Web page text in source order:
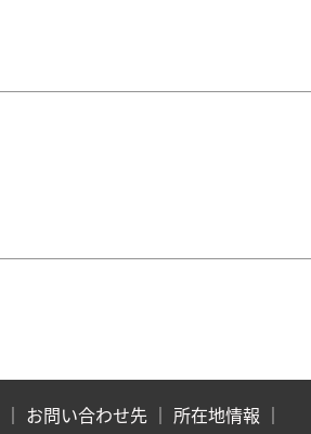
｜ お問い合わせ先 ｜ 所在地情報 ｜